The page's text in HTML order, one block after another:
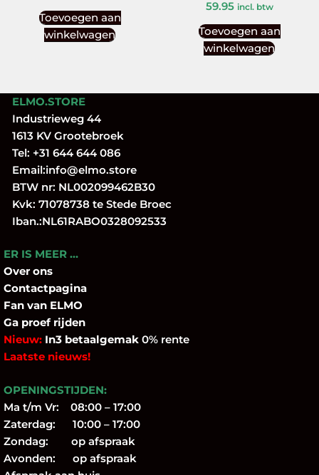
Toevoegen aan
winkelwagen
59.95 incl. btw
Toevoegen aan
winkelwagen
ELMO.STORE
Industrieweg 44
1613 KV Grootebroek
Tel: +31 644 644 086
Email:info@elmo.store
BTW nr: NL002099462B30
Kvk: 71078738 te Stede Broec
Iban.:NL61RABO0328092533
ER IS MEER …
Over ons
Contactpagina
Fan van ELMO
Ga proef rijden
Nieuw: In3 betaalgemak 0% rente
Laatste nieuws!
OPENINGSTIJDEN:
Ma t/m Vr: 08:00 – 17:00
Zaterdag: 10:00 – 17:00
Zondag: op afspraak
Avonden: op afspraak